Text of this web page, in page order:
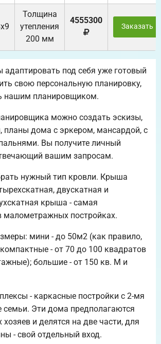
Толщина
утепления
200 мм
4555300
Заказать
адаптировать под себя уже готовый
свою персональную планировку,
нашим планировщиком.
можно создать эскизы,
планы дома с эркером, мансардой, с
Вы получите личный
вашим запросам.
нужный тип кровли. Крыша
двускатная и
крыша - самая
малометражных постройках.
мини - до 50м2 (как правило,
- от 70 до 100 квадратов
большие - от 150 кв. М и
- каркасные постройки с 2-мя
семьи. Эти дома предполагаются
хозяев и делятся на две части, для
- свой отдельный вход.